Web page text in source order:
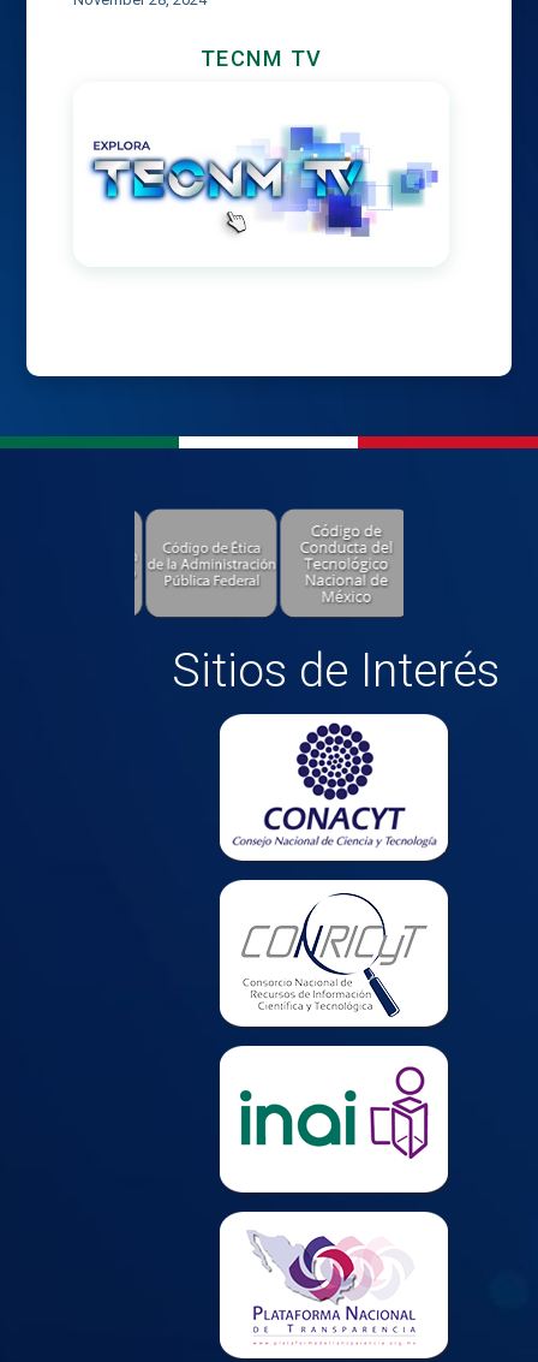
TECNM TV
Sitios de Interés